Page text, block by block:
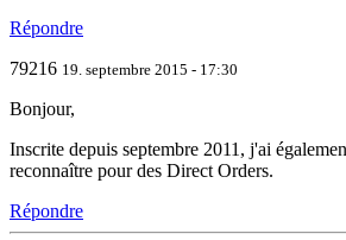
Répondre
79216 19. septembre 2015 - 17:30
Bonjour,
Inscrite depuis septembre 2011, j'ai
reconnaître pour des Direct Orders.
Répondre